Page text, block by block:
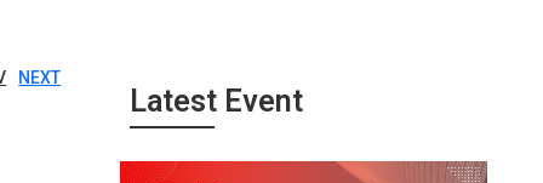
NEXT
Latest Event